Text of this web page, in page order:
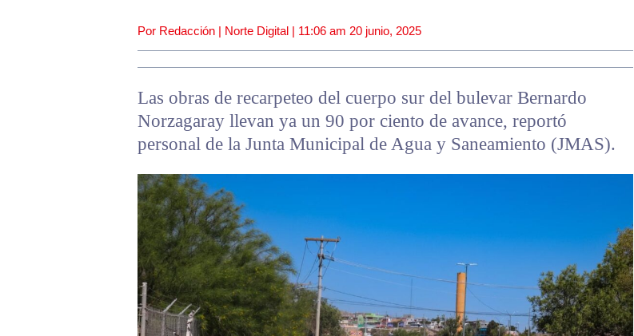
Por Redacción | Norte Digital | 11:06 am 20 junio, 2025
Las obras de recarpeteo del cuerpo sur del bulevar Bernardo
Norzagaray llevan ya un 90 por ciento de avance, reportó
personal de la Junta Municipal de Agua y Saneamiento (JMAS).